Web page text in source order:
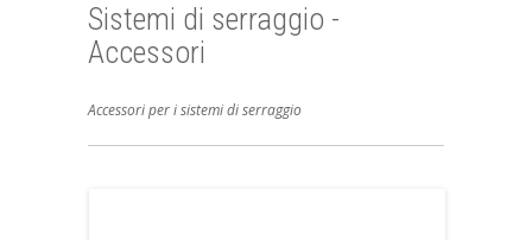
Sistemi di serraggio -
Accessori
Accessori per i sistemi di serraggio